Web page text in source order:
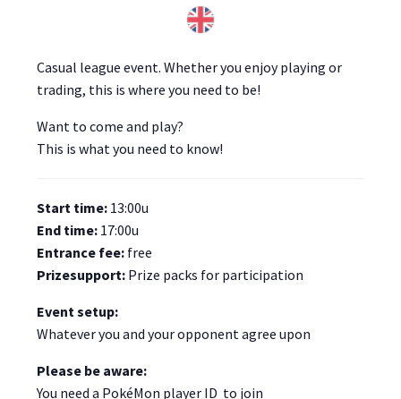
Casual league event. Whether you enjoy playing or
trading, this is where you need to be!
Want to come and play?
This is what you need to know!
Start time: 13:00u
End time: 17:00u
Entrance fee: free
Prizesupport: Prize packs for participation
Event setup:
Whatever you and your opponent agree upon
Please be aware:
You need a PokéMon player ID to join